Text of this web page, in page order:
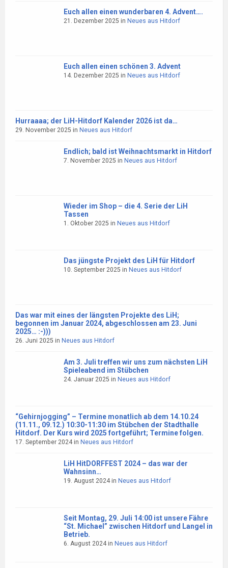
Euch allen einen wunderbaren 4. Advent….
21. Dezember 2025 in Neues aus Hitdorf
Euch allen einen schönen 3. Advent
14. Dezember 2025 in Neues aus Hitdorf
Hurraaaa; der LiH-Hitdorf Kalender 2026 ist da…
29. November 2025 in Neues aus Hitdorf
Endlich; bald ist Weihnachtsmarkt in Hitdorf
7. November 2025 in Neues aus Hitdorf
Wieder im Shop – die 4. Serie der LiH
Tassen
1. Oktober 2025 in Neues aus Hitdorf
Das jüngste Projekt des LiH für Hitdorf
10. September 2025 in Neues aus Hitdorf
Das war mit eines der längsten Projekte des LiH;
begonnen im Januar 2024, abgeschlossen am 23. Juni
2025… :-)))
26. Juni 2025 in Neues aus Hitdorf
Am 3. Juli treffen wir uns zum nächsten LiH
Spieleabend im Stübchen
24. Januar 2025 in Neues aus Hitdorf
“Gehirnjogging” – Termine monatlich ab dem 14.10.24
(11.11., 09.12.) 10:30-11:30 im Stübchen der Stadthalle
Hitdorf. Der Kurs wird 2025 fortgeführt; Termine folgen.
17. September 2024in Neues aus Hitdorf
LiH HitDORFFEST 2024 – das war der
Wahnsinn…
19. August 2024in Neues aus Hitdorf
Seit Montag, 29. Juli 14:00 ist unsere Fähre
“St. Michael” zwischen Hitdorf und Langel in
Betrieb.
6. August 2024in Neues aus Hitdorf